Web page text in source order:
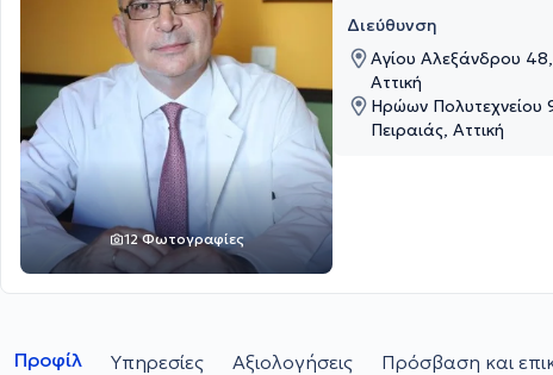
12 Φωτογραφίες
Διεύθυνση
Αγίου Αλεξάνδρου
Αττική
Ηρώων Πολυτεχνείου
Πειραιάς, Αττική
Προφίλ Υπηρεσίες Αξιολογήσεις Πρόσβαση και